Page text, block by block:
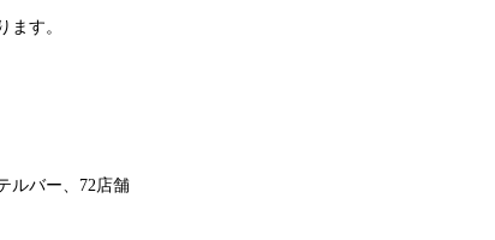
ます。
ルバー、72店舗